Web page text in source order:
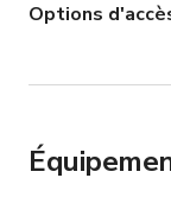
Options